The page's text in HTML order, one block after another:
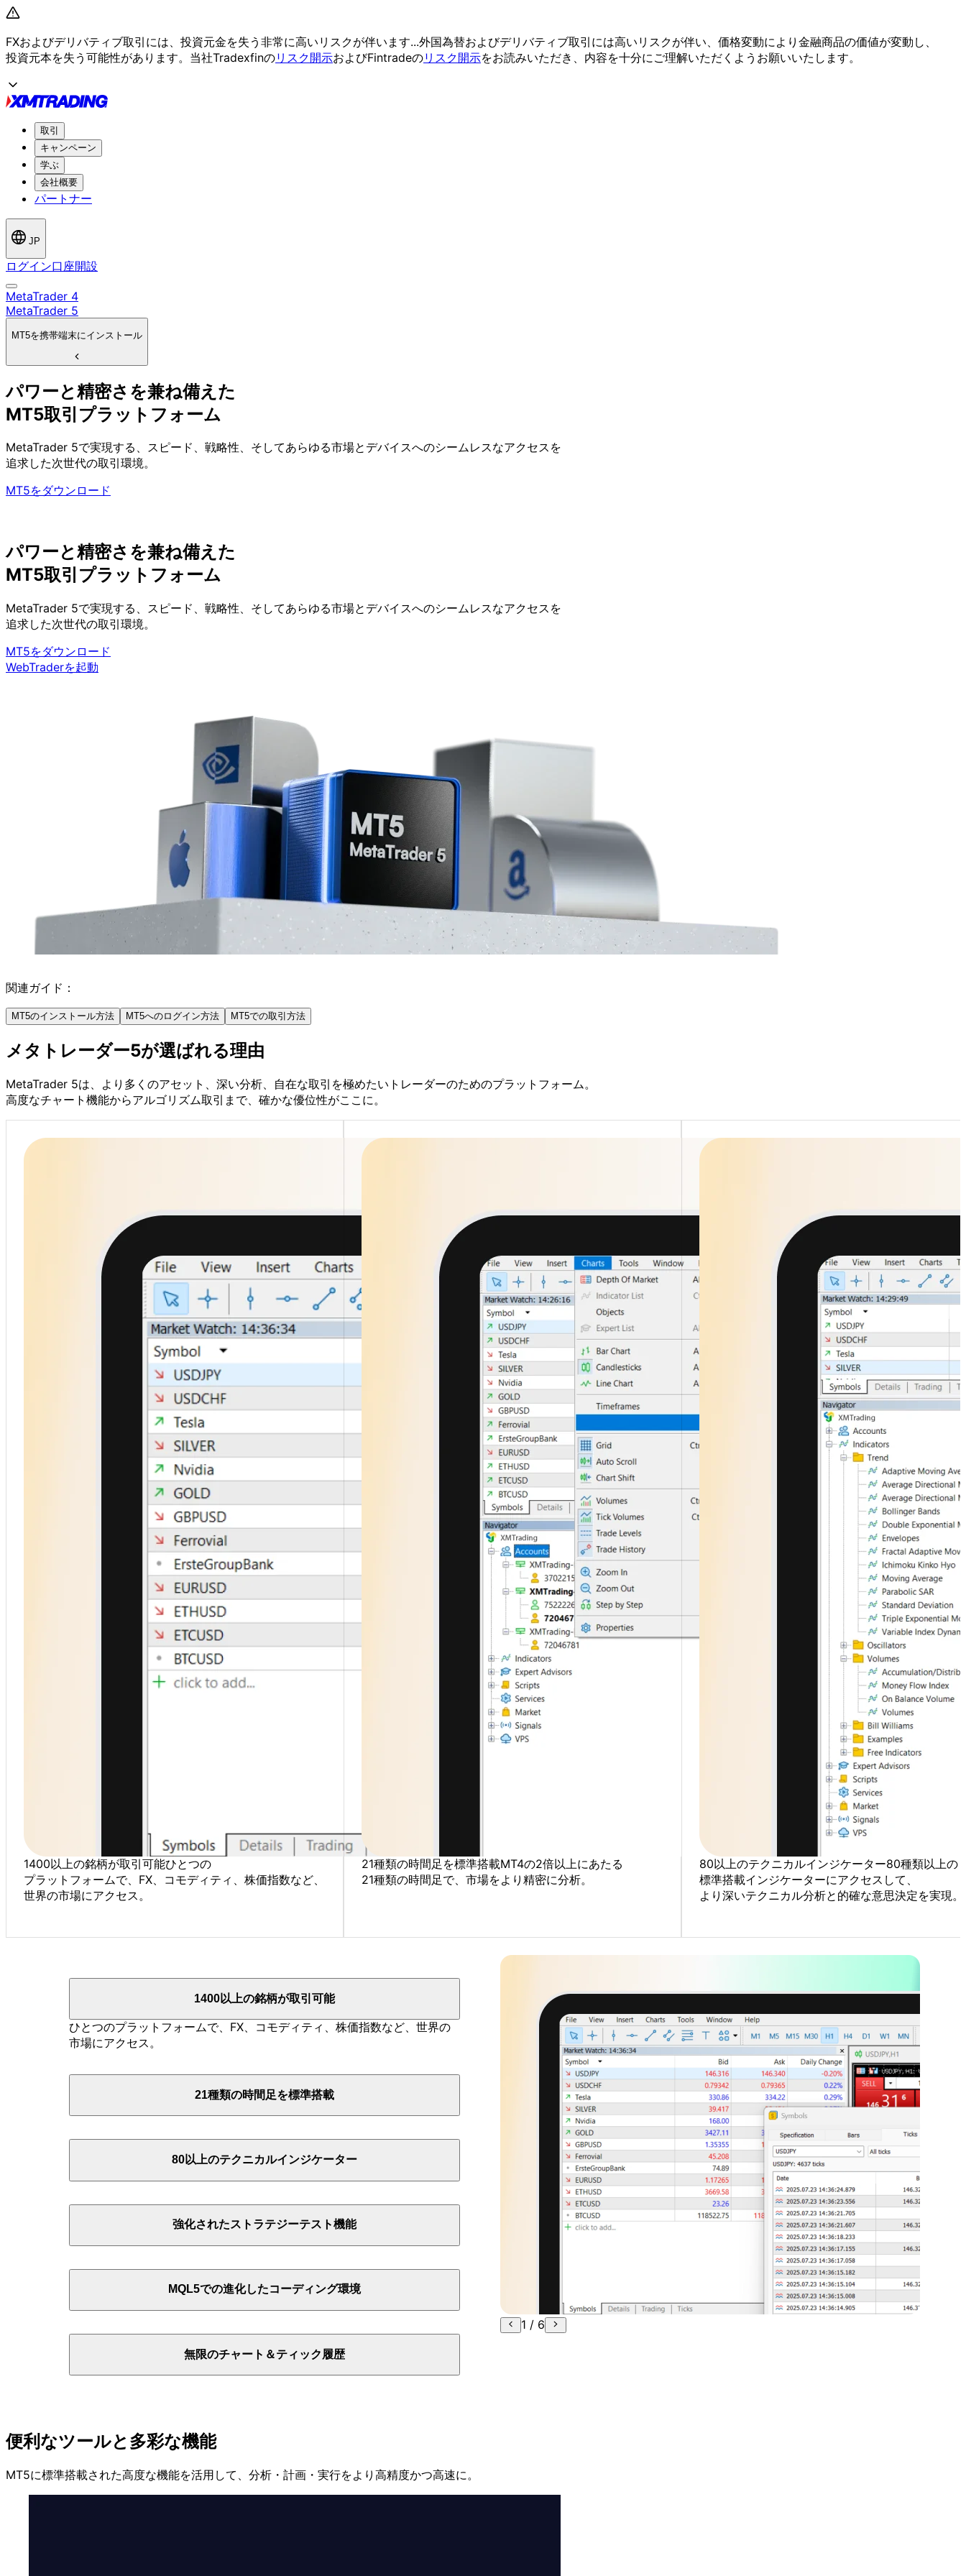
FXおよびデリバティブ取引には、 投資元金を失う 非常に高いリスクが伴います...外国為替およびデリバティブ取引には高いリスクが伴い、 価格変動により 金融商品の価値が変動し、
投資元本を失う 可能性があります。 当社Tradexfinのリスク開示およびFintradeのリスク開示をお読みいただき、 内容を十分にご理解いただく よう お願いいたします。
取引
キャンペーン
学ぶ
会社概要
パートナー
JP
ログイン口座開設
MetaTrader 4
MetaTrader 5
MT5を携帯端末に インストール
パワーと精密さを兼ね備えた
MT5取引 プラットフォーム
MetaTrader 5で実現する、 スピード、 戦略性、 そしてあらゆる市場と デバイスへのシームレスなアクセスを
追求した次世代の取引環境。
MT5をダウンロード
パワーと精密さを兼ね備えた
MT5取引 プラットフォーム
MetaTrader 5で実現する、 スピード、 戦略性、 そしてあらゆる市場と デバイスへのシームレスなアクセスを
追求した次世代の取引環境。
MT5をダウンロード
WebTraderを起動
関連ガイド：
MT5のインストール方法 MT5へのログイン方法 MT5での取引方法
メタトレーダー5が選ばれる理由
MetaTrader 5は、 より 多くのアセット、 深い分析、 自在な取引を極めたい トレーダーのためのプラットフォーム。
高度なチャート機能からアルゴリズム取引まで、 確かな優位性がここに。
1400以上の銘柄が取引可能ひとつの
プラットフォームで、 FX、 コモディティ、 株価指数など、
世界の市場にアクセス。
21種類の時間足を標準搭載MT4の2倍以上にあたる
21種類の時間足で、 市場をより 精密に分析。
80以上のテクニカルインジケーター80種類以上の
標準搭載インジケーターにアクセスして、
より 深いテクニカル分析と 的確な意思決定を実現。
1400以上の銘柄が取引可能
ひとつのプラットフォームで、 FX、 コモディティ、 株価指数など、 世界の
市場にアクセス。
21種類の時間足を標準搭載
80以上のテクニカルインジケーター
強化されたストラテジーテスト機能
MQL5での進化したコーディング環境
無限のチャート＆ティック履歴
1 / 6
便利なツールと 多彩な機能
MT5に標準搭載された高度な機能を活用して、 分析・計画・実行をより 高精度かつ高速に。